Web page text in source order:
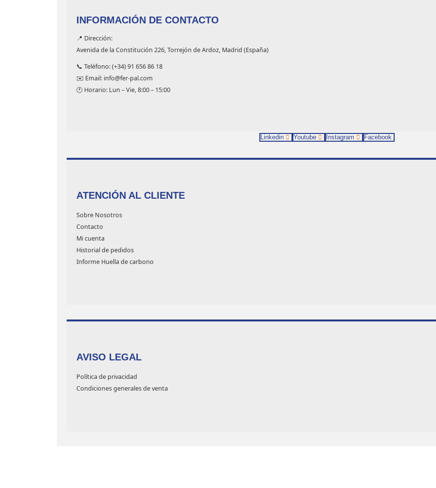
INFORMACIÓN DE CONTACTO
📍 Dirección:
Avenida de la Constitución 226, Torrejón de Ardoz, Madrid (España)
📞 Teléfono: (+34) 91 656 86 18
✉️ Email: info@fer-pal.com
🕐 Horario: Lun – Vie, 8:00 – 15:00
Linkedin Youtube Instagram Facebook
ATENCIÓN AL CLIENTE
Sobre Nosotros
Contacto
Mi cuenta
Historial de pedidos
Informe Huella de carbono
AVISO LEGAL
Política de privacidad
Condiciones generales de venta